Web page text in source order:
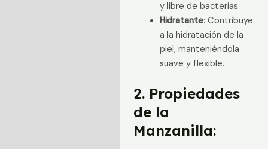
y libre de bacterias.
Hidratante: Contribuye
a la hidratación de la
piel, manteniéndola
suave y flexible.
2. Propiedades
de la
Manzanilla: